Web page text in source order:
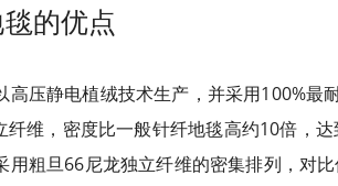
的优点
高压静电植绒技术生产，并采用100%最
维，密度比一般针纤地毯高约10倍，达
用粗旦66尼龙独立纤维的密集排列，对